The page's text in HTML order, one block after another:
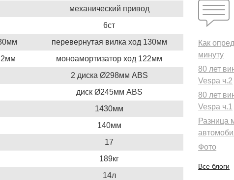
механический привод
6ст
перевернутая вилка ход 130мм
моноамортизатор ход 122мм
2 диска Ø298мм ABS
диск Ø245мм ABS
1430мм
140мм
17
189кг
14л
Как
минуту
80 лет
Vespa ч.2
80 лет
Vespa ч.1
Разница
Фото
Все блоги